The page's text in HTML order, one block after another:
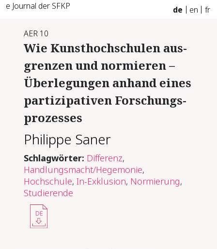
e Journal der SFKP de en fr
AER 10
Wie Kunst­hoch­schu­len aus­
gren­zen und nor­mie­ren –
Über­le­gun­gen an­hand ei­nes
par­ti­zi­pa­ti­ven For­schungs­
pro­zes­ses
Philippe Saner
Schlagwörter: Differenz,
Handlungsmacht/Hegemonie,
Hochschule, In-Exklusion, Normierung,
Studierende
DE